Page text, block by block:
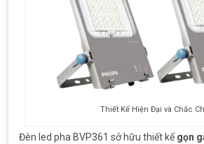
Thiết Kế Hiện Đại và Chắc
Đèn led pha BVP361 sở hữu thiết kếgọn